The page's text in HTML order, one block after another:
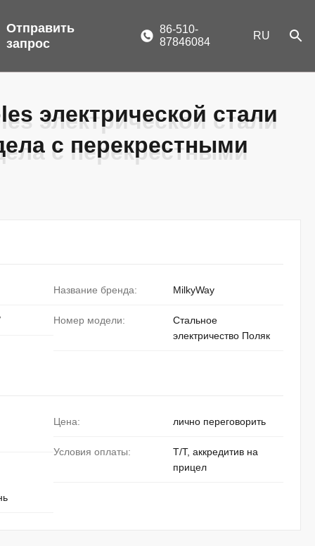
Отправить
запрос
86-510-
87846084
RU
электрической стали
с перекрестными
электрической стали
с перекрестными
Название бренда: MilkyWay
Номер модели:
Стальное
электричество Поляк
Цена: лично переговорить
Условия оплаты:
T/T, аккредитив на
прицел